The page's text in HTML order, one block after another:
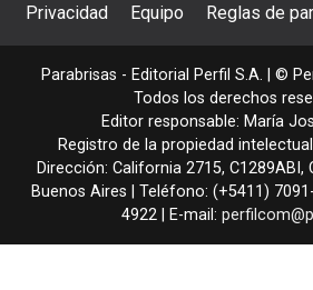
Privacidad Equipo Reglas de
Parabrisas - Editorial Perfil S.A. | ©
Todos los derechos
Editor responsable: María
Registro de la propiedad
Dirección: California 2715, C1289ABI ,
Buenos Aires | Teléfono: (+5411)
4922 | E-mail: